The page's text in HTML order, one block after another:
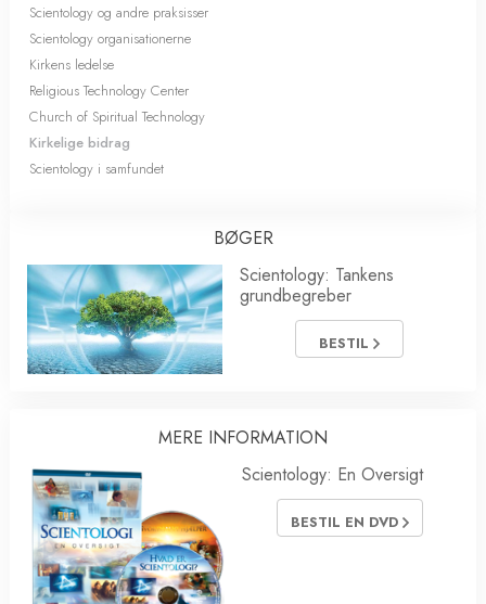
Scientology og andre praksisser
Scientology organisationerne
Kirkens ledelse
Religious Technology Center
Church of Spiritual Technology
Kirkelige bidrag
Scientology i samfundet
BØGER
Scientology: Tankens
grundbegreber
BESTIL
MERE INFORMATION
Scientology: En Oversigt
BESTIL EN DVD